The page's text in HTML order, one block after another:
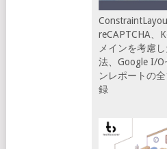
reCAPTCHA、
メインを考慮
法、Google I/O
ンレポートの
録